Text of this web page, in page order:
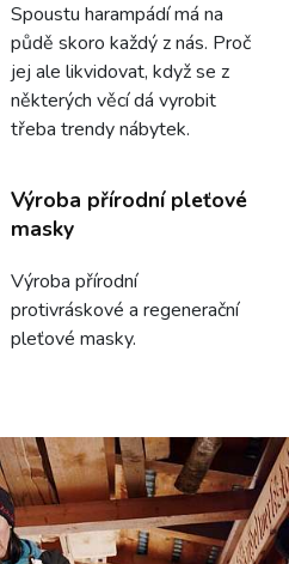
Spoustu harampádí má na
půdě skoro každý z nás. Proč
jej ale likvidovat, když se z
některých věcí dá vyrobit
třeba trendy nábytek.
Výroba přírodní pleťové
masky
Výroba přírodní
protivráskové a regenerační
pleťové masky.